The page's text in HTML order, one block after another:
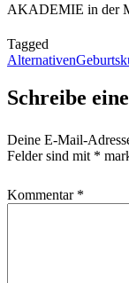
AKADEMIE in der
Tagged
Alternativen
Schreibe
Deine E-Mail-
Felder sind mit *
Kommentar *